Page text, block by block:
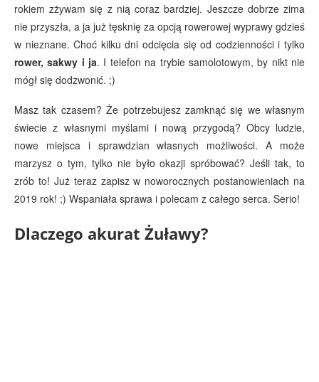
rokiem zżywam się z nią coraz bardziej. Jeszcze dobrze zima
nie przyszła, a ja już tęsknię za opcją rowerowej wyprawy gdzieś
w nieznane. Choć kilku dni odcięcia się od codzienności i tylko
rower, sakwy i ja. I telefon na trybie samolotowym, by nikt nie
mógł się dodzwonić. ;)
Masz tak czasem? Że potrzebujesz zamknąć się we własnym
świecie z własnymi myślami i nową przygodą? Obcy ludzie,
nowe miejsca i sprawdzian własnych możliwości. A może
marzysz o tym, tylko nie było okazji spróbować? Jeśli tak, to
zrób to! Już teraz zapisz w noworocznych postanowieniach na
2019 rok! ;) Wspaniała sprawa i polecam z całego serca. Serio!
Dlaczego akurat Żuławy?